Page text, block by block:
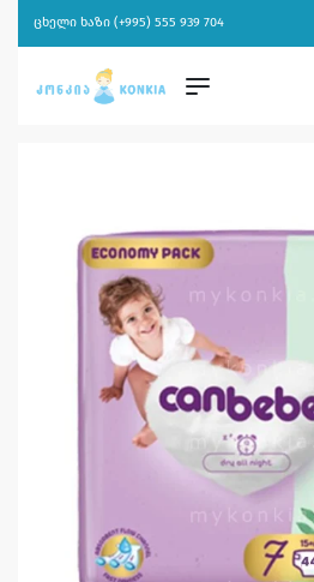
ცხელი ხაზი (+995) 555 939 704